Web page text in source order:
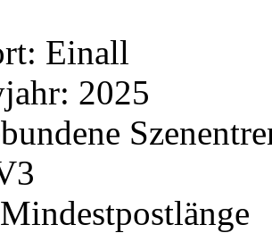
Einall
2025